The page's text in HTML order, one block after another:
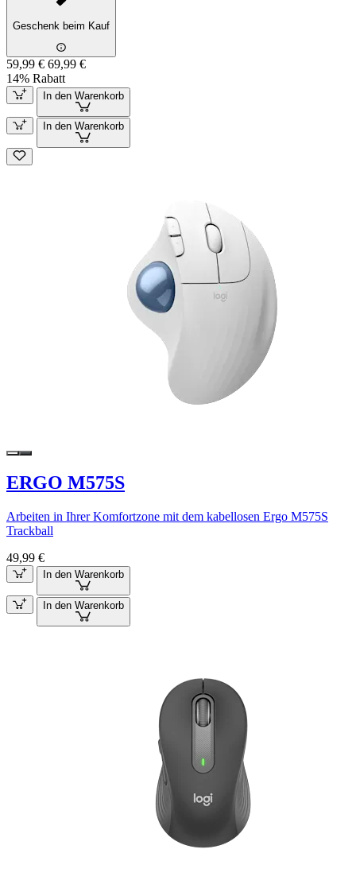
Geschenk beim Kauf
59,99 € 69,99 €
14% Rabatt
In den Warenkorb
In den Warenkorb
ERGO M575S
Arbeiten in Ihrer Komfortzone mit dem kabellosen Ergo M575S
Trackball
49,99 €
In den Warenkorb
In den Warenkorb